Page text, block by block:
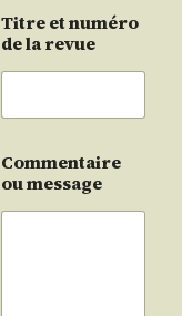
Titre et numéro
de la revue
Commentaire
ou message